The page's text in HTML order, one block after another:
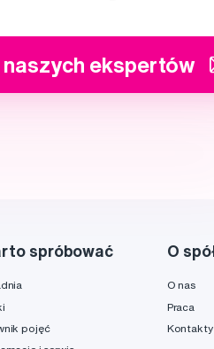
naszych ekspertów
spróbować
pojęć
O
O nas
Praca
Kontakty